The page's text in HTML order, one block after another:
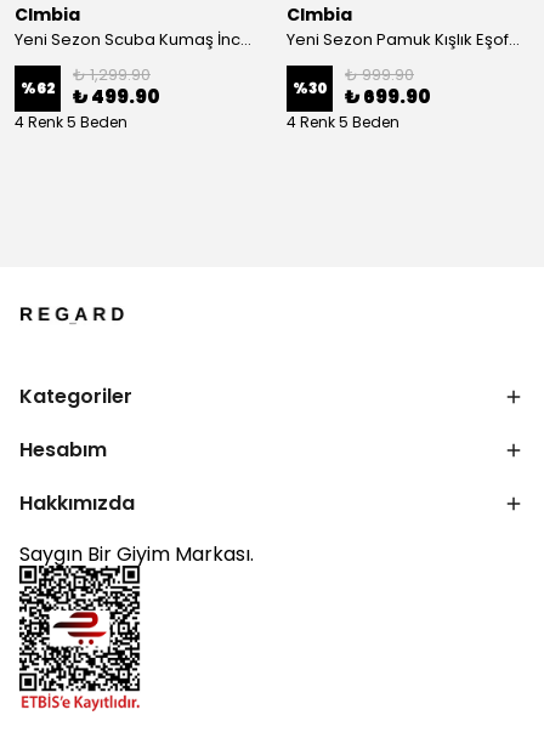
Clmbia
Yeni Sezon Scuba Kumaş İnce İçi Polarlı Sweatshirt
%62
₺ 1,299.90
₺ 499.90
4 Renk 5 Beden
Clmbia
Yeni Sezon Pamuk Kışlık Eşofman Altı
%30
₺ 999.90
₺ 699.90
4 Renk 5 Beden
Kategoriler
Hesabım
Hakkımızda
Saygın Bir Giyim Markası.